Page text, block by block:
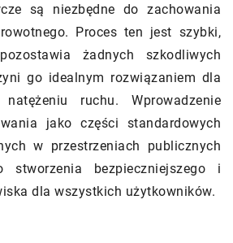
są niezbędne do zachowania
Proces ten jest szybki,
żadnych szkodliwych
go idealnym rozwiązaniem dla
ruchu. Wprowadzenie
jako części standardowych
w przestrzeniach publicznych
stworzenia bezpieczniejszego i
dla wszystkich użytkowników.